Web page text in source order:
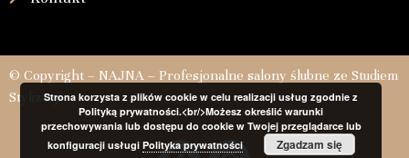
© Copyright – NAJNA – Profesjonalne salony ślubne ze Studiem
StylizacjiStrona korzysta z plików cookie w celu realizacji usług zgodnie z
Polityką prywatności.<br/>Możesz określić warunki
przechowywania lub dostępu do cookie w Twojej przeglądarce lub
konfiguracji usługi Polityka prywatności Zgadzam się